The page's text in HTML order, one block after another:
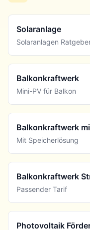
Solaranlage
Solaranlagen
Balkonkraftwerk
Mini-PV für Balkon
Balkonkraftwerk
Mit Speicherlösung
Balkonkraftwerk
Passender Tarif
Photovoltaik